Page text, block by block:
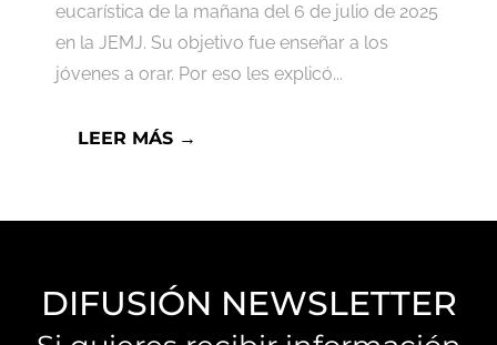
eucarística de la mañana del 6 de julio de 2025
en la JEMJ. Su objetivo fue enseñar a los
jóvenes a orar. Por eso les explicó...
LEER MÁS →
DIFUSIÓN NEWSLETTER